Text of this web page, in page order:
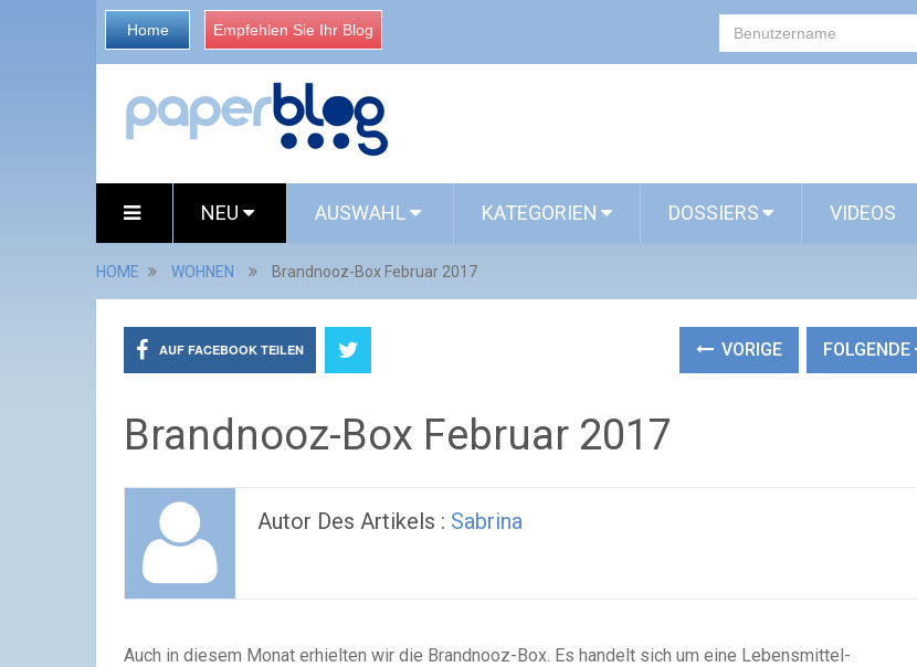
Home Empfehlen Sie Ihr Blog
NEU AUSWAHL KATEGORIEN DOSSIERS VIDEOS
HOME WOHNEN Brandnooz-Box Februar 2017
AUF FACEBOOK TEILEN VORIGE FOLGENDE
Brandnooz-Box Februar 2017
Autor Des Artikels : Sabrina
Auch in diesem Monat erhielten wir die Brandnooz-Box. Es handelt sich um eine Lebensmittel-